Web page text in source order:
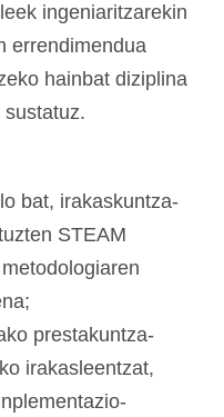
ingeniaritzarekin
errendimendua
hainbat diziplina
bat, irakaskuntza-
STEAM
prestakuntza-
irakasleentzat,